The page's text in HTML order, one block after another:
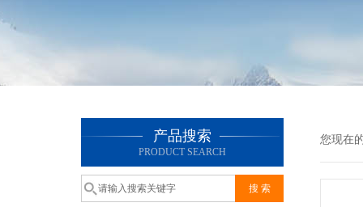
产品搜索
PRODUCT SEARCH
您现在